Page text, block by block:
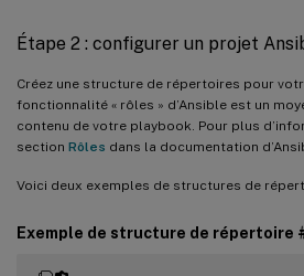
Étape 2 : configurer un projet
Créez une structure de répertoires pour
fonctionnalité « rôles » d’Ansible est un
contenu de votre playbook. Pour plus
section Rôles dans la documentation
Voici deux exemples de structures de
Exemple de structure de répertoire